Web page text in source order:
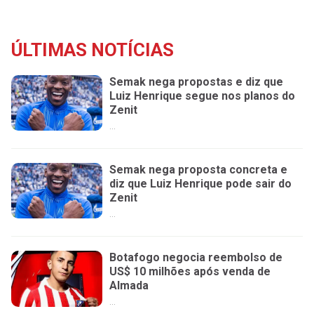
ÚLTIMAS NOTÍCIAS
Semak nega propostas e diz que
Luiz Henrique segue nos planos do
Zenit
...
Semak nega proposta concreta e
diz que Luiz Henrique pode sair do
Zenit
...
Botafogo negocia reembolso de
US$ 10 milhões após venda de
Almada
...